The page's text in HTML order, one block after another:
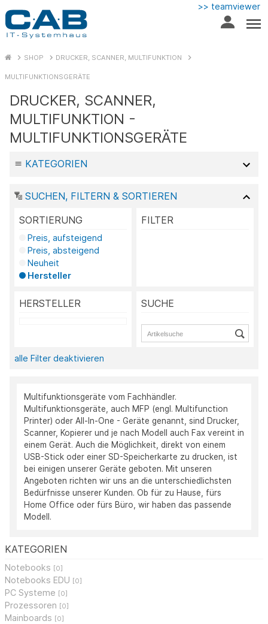
>> teamviewer
SHOP DRUCKER, SCANNER, MULTIFUNKTION
MULTIFUNKTIONSGERÄTE
KATEGORIEN
Notebooks [0]
Notebooks EDU [0]
PC Systeme [0]
Prozessoren [0]
Mainboards [0]
DRUCKER, SCANNER,
MULTIFUNKTION -
MULTIFUNKTIONSGERÄTE
KATEGORIEN
SUCHEN, FILTERN & SORTIEREN
SORTIERUNG
Preis, aufsteigend
Preis, absteigend
Neuheit
Hersteller
FILTER
HERSTELLER SUCHE
alle Filter deaktivieren
Multifunktionsgeräte vom Fachhändler.
Multifunktionsgeräte, auch MFP (engl. Multifunction
Printer) oder All-In-One - Geräte genannt, sind Drucker,
Scanner, Kopierer und je nach Modell auch Fax vereint in
einem Gerät. Auch die Möglichkeit, direkt von einem
USB-Stick oder einer SD-Speicherkarte zu drucken, ist
bei einigen unserer Geräte geboten. Mit unseren
Angeboten richten wir uns an die unterschiedlichsten
Bedürfnisse unserer Kunden. Ob für zu Hause, fürs
Home Office oder fürs Büro, wir haben das passende
Modell.